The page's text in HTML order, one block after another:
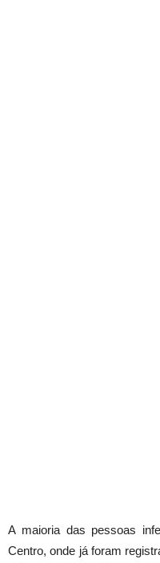
A maioria das pessoas
Centro, onde já foram